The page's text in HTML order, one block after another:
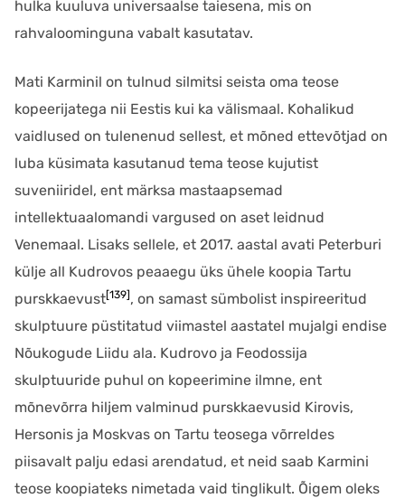
hulka kuuluva universaalse taiesena, mis on
rahvaloominguna vabalt kasutatav.
Mati Karminil on tulnud silmitsi seista oma teose
kopeerijatega nii Eestis kui ka välismaal. Kohalikud
vaidlused on tulenenud sellest, et mõned ettevõtjad on
luba küsimata kasutanud tema teose kujutist
suveniiridel, ent märksa mastaapsemad
intellektuaalomandi vargused on aset leidnud
Venemaal. Lisaks sellele, et 2017. aastal avati Peterburi
külje all Kudrovos peaaegu üks ühele koopia Tartu
purskkaevust[139] , on samast sümbolist inspireeritud
skulptuure püstitatud viimastel aastatel mujalgi endise
Nõukogude Liidu ala. Kudrovo ja Feodossija
skulptuuride puhul on kopeerimine ilmne, ent
mõnevõrra hiljem valminud purskkaevusid Kirovis,
Hersonis ja Moskvas on Tartu teosega võrreldes
piisavalt palju edasi arendatud, et neid saab Karmini
teose koopiateks nimetada vaid tinglikult. Õigem oleks